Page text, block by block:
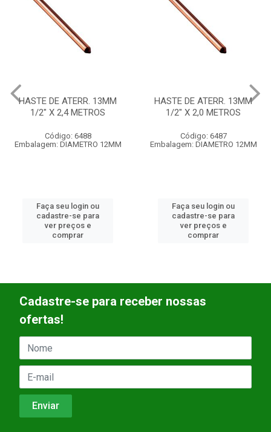
12MM
HASTE DE ATERR. 13MM
1/2" X 2,0 METROS
Código: 6487
Embalagem: DIAMETRO 12MM
Faça seu login ou
cadastre-se para
ver preços e
CONECTOR P/
ATERRAMENTO 5/
Código:
Embalagem:
Faça seu login
cadastre-se
ver preços e
Cadastre-se para receber nossas
ofertas!